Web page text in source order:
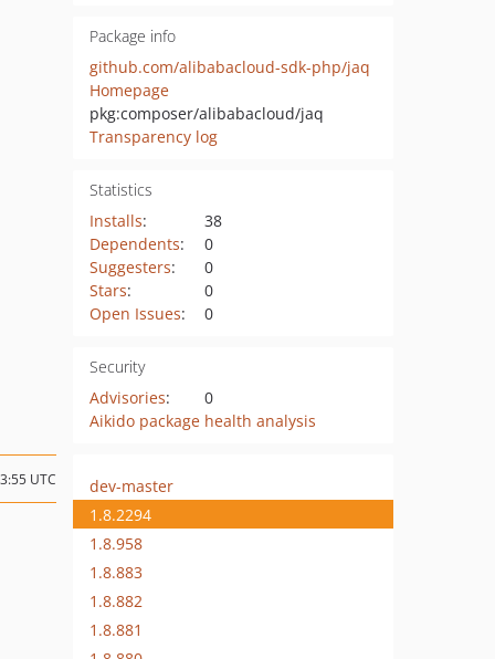
Package info
github.com/alibabacloud-sdk-php/jaq
Homepage
pkg:composer/alibabacloud/jaq
Transparency log
Statistics
Installs:
38
Dependents:
0
Suggesters:
0
Stars:
0
Open Issues: 0
Security
Advisories:
0
Aikido package health analysis
UTC
dev-master
1.8.2294
1.8.958
1.8.883
1.8.882
1.8.881